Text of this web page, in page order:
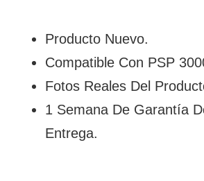
Producto Nuevo.
Compatible Con PSP
Fotos Reales Del
1 Semana De Garantía
Entrega.